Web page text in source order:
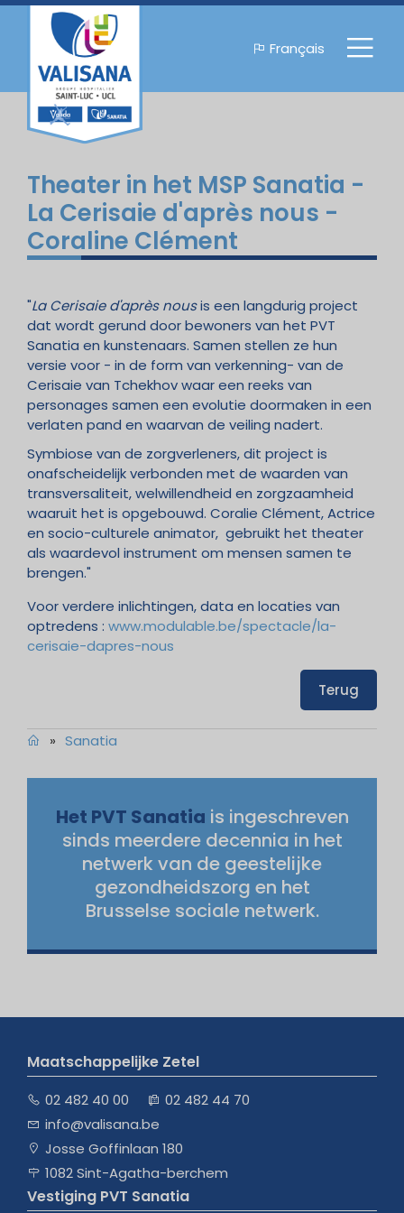
Français
Theater in het MSP Sanatia -
La Cerisaie d'après nous -
Coraline Clément
"La Cerisaie d'après nousis een langdurig project
dat wordt gerund door bewoners van het PVT
Sanatia en kunstenaars. Samen stellen ze hun
versie voor - in de form van verkenning- van de
Cerisaie van Tchekhov waar een reeks van
personages samen een evolutie doormaken in een
verlaten pand en waarvan de veiling nadert.
Symbiose van de zorgverleners, dit project is
onafscheidelijk verbonden met de waarden van
transversaliteit, welwillendheid en zorgzaamheid
waaruit het is opgebouwd. Coralie Clément, Actrice
en socio-culturele animator, gebruikt het theater
als waardevol instrument om mensen samen te
brengen."
Voor verdere inlichtingen, data en locaties van
optredens : www.modulable.be/spectacle/la-
cerisaie-dapres-nous
Terug
» Sanatia
Het PVT Sanatia is ingeschreven
sinds meerdere decennia in het
netwerk van de geestelijke
gezondheidszorg en het
Brusselse sociale netwerk.
Maatschappelijke Zetel
02 482 40 00
02 482 44 70
info@valisana.be
Josse Goffinlaan 180
1082 Sint-Agatha-berchem
Vestiging PVT Sanatia